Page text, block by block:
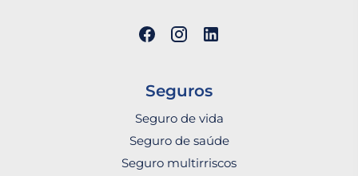
Seguros
Seguro de vida
Seguro de saúde
Seguro multirriscos